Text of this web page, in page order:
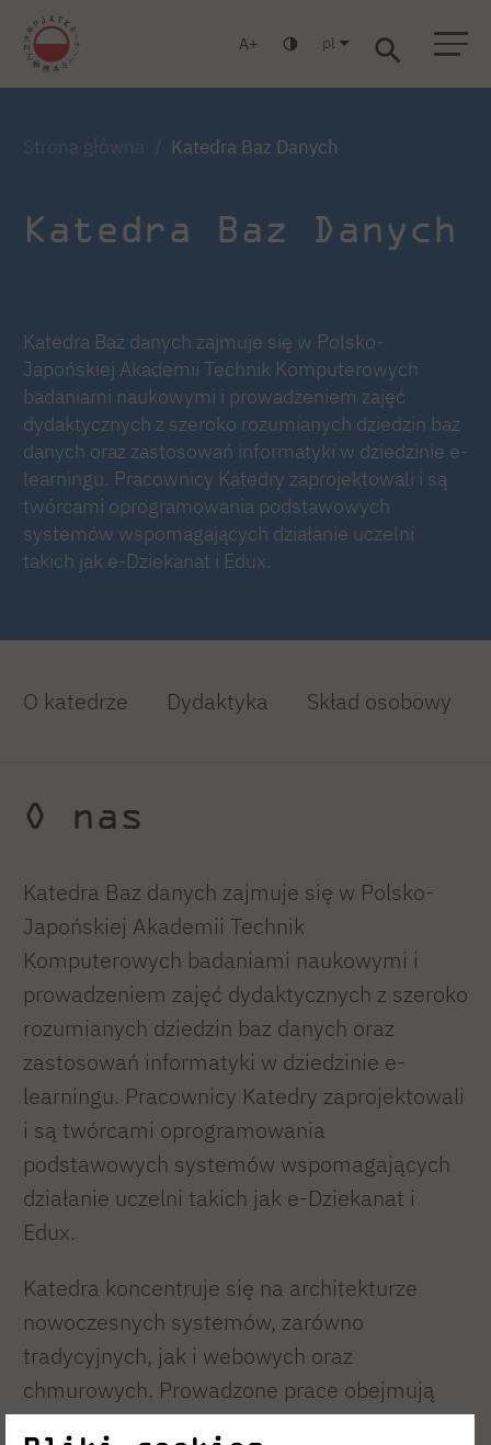
Warszawa Gdańsk Liceum Studia podyplomowe Studia MBA
A pl
Katedra Baz Danych
Katedra Baz Danych
Katedra Baz danych zajmuje się w Polsko-
Japońskiej Akademii Technik Komputerowych
badaniami naukowymi i prowadzeniem zajęć
dydaktycznych z szeroko rozumianych dziedzin baz
danych oraz zastosowań informatyki w dziedzinie e-
learningu. Pracownicy Katedry zaprojektowali i są
twórcami oprogramowania podstawowych
systemów wspomagających działanie uczelni
takich jak e-Dziekanat i Edux.
O katedrze Dydaktyka Skład osobowy
O nas
Katedra Baz danych zajmuje się w Polsko-
Japońskiej Akademii Technik
Komputerowych badaniami naukowymi i
prowadzeniem zajęć dydaktycznych z szeroko
rozumianych dziedzin baz danych oraz
zastosowań informatyki w dziedzinie e-
learningu. Pracownicy Katedry zaprojektowali
i są twórcami oprogramowania
podstawowych systemów wspomagających
działanie uczelni takich jak e-Dziekanat i
Edux.
Katedra koncentruje się na architekturze
nowoczesnych systemów, zarówno
tradycyjnych, jak i webowych oraz
chmurowych. Prowadzone prace obejmują
relacyjne i nierelacyjne bazy danych,